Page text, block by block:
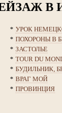
В
* УРОК
* ПОХОРОНЫ В
* ЗАСТОЛЬЕ
* TOUR DU
* БУДИЛЬНИК,
* ВРАГ МОЙ
* ПРОВИНЦИЯ